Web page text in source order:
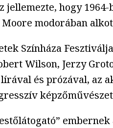
jellemezte, hogy
modorában
Színháza
Wilson, Jerzy
és prózával, az